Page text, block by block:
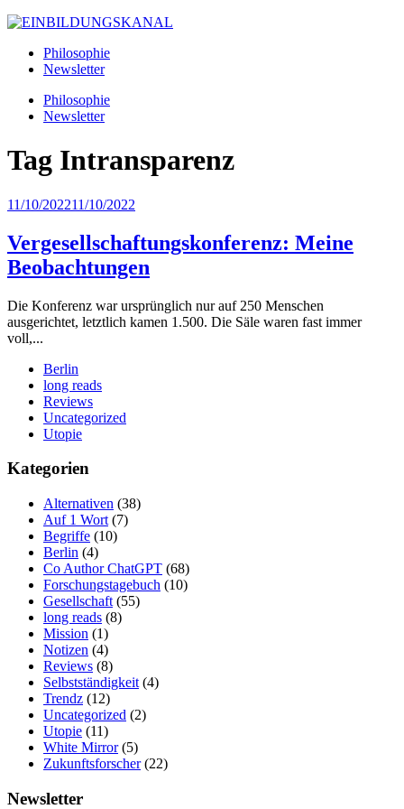
Philosophie
Newsletter
Philosophie
Newsletter
Tag Intransparenz
11/10/202211/10/2022
Vergesellschaftungskonferenz: Meine
Beobachtungen
Die Konferenz war ursprünglich nur auf 250 Menschen
ausgerichtet, letztlich kamen 1.500. Die Säle waren fast immer
voll,...
Berlin
long reads
Reviews
Uncategorized
Utopie
Kategorien
Alternativen (38)
Auf 1 Wort (7)
Begriffe (10)
Berlin (4)
Co Author ChatGPT (68)
Forschungstagebuch (10)
Gesellschaft (55)
long reads (8)
Mission (1)
Notizen (4)
Reviews (8)
Selbstständigkeit (4)
Trendz (12)
Uncategorized (2)
Utopie (11)
White Mirror(5)
Zukunftsforscher(22)
Newsletter